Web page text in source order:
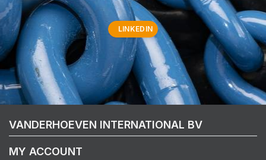
LINKEDIN
VANDERHOEVEN INTERNATIONAL BV
MY ACCOUNT